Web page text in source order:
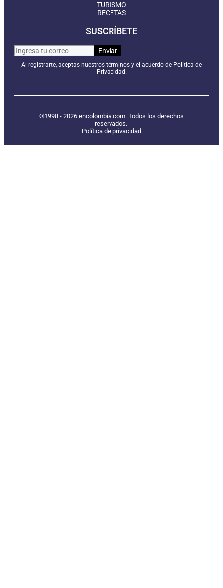
TURISMO
RECETAS
SUSCRÍBETE
Al registrarte, aceptas nuestros términos y el acuerdo de Política de
Privacidad.
©1998 - 2026 encolombia.com. Todos los derechos
reservados.
Política de privacidad